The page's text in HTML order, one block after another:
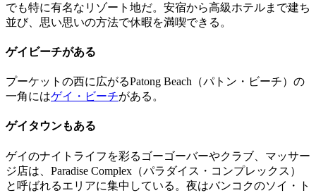
でも特に有名なリゾート地だ。安宿から高級ホテルまで建ち
並び、思い思いの方法で休暇を満喫できる。
ゲイビーチがある
プーケットの西に広がるPatong Beach（パトン・ビーチ）の
一角にはゲイ・ビーチがある。
ゲイタウンもある
ゲイのナイトライフを彩るゴーゴーバーやクラブ、マッサー
ジ店は、Paradise Complex（パラダイス・コンプレックス）
と呼ばれるエリアに集中している。夜はバンコクのソイ・ト